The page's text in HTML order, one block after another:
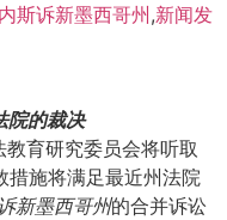
斯诉新墨西哥州,新闻发
的裁决
育研究委员会将听取
措施将满足最近州法院
新墨西哥州的合并诉讼